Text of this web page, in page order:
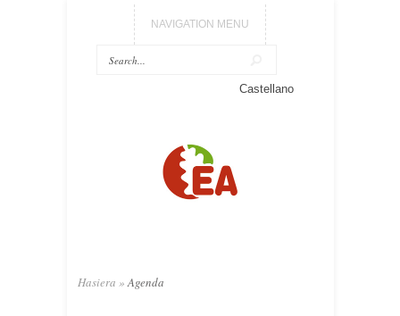
NAVIGATION MENU
Castellano
Hasiera » Agenda